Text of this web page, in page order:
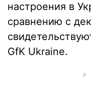
настроения в
сравнению с
GfK Ukraine.